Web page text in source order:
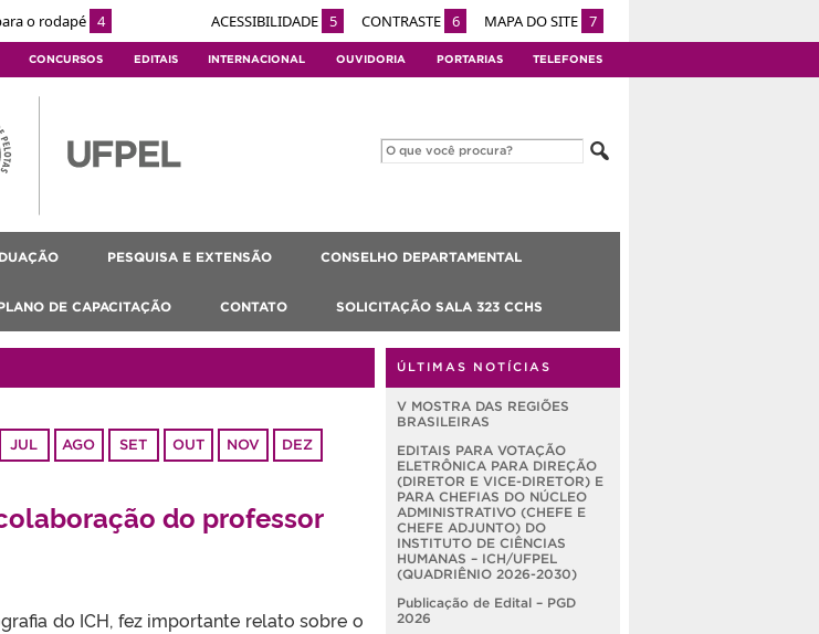
o rodapé 4 ACESSIBILIDADE 5 CONTRASTE 6 MAPA DO SITE 7
CONCURSOS EDITAIS INTERNACIONAL OUVIDORIA PORTARIAS TELEFONES
PESQUISA E EXTENSÃO CONSELHO DEPARTAMENTAL
DE CAPACITAÇÃO CONTATO SOLICITAÇÃO SALA 323 CCHS
JUL AGO SET OUT NOV DEZ
do professor
do ICH, fez importante relato sobre o
ÚLTIMAS NOTÍCIAS
V MOSTRA DAS REGIÕES
BRASILEIRAS
EDITAIS PARA VOTAÇÃO
ELETRÔNICA PARA DIREÇÃO
(DIRETOR E VICE-DIRETOR) E
PARA CHEFIAS DO NÚCLEO
ADMINISTRATIVO (CHEFE E
CHEFE ADJUNTO) DO
INSTITUTO DE CIÊNCIAS
HUMANAS – ICH/UFPEL
(QUADRIÊNIO 2026-2030)
Publicação de Edital – PGD
2026